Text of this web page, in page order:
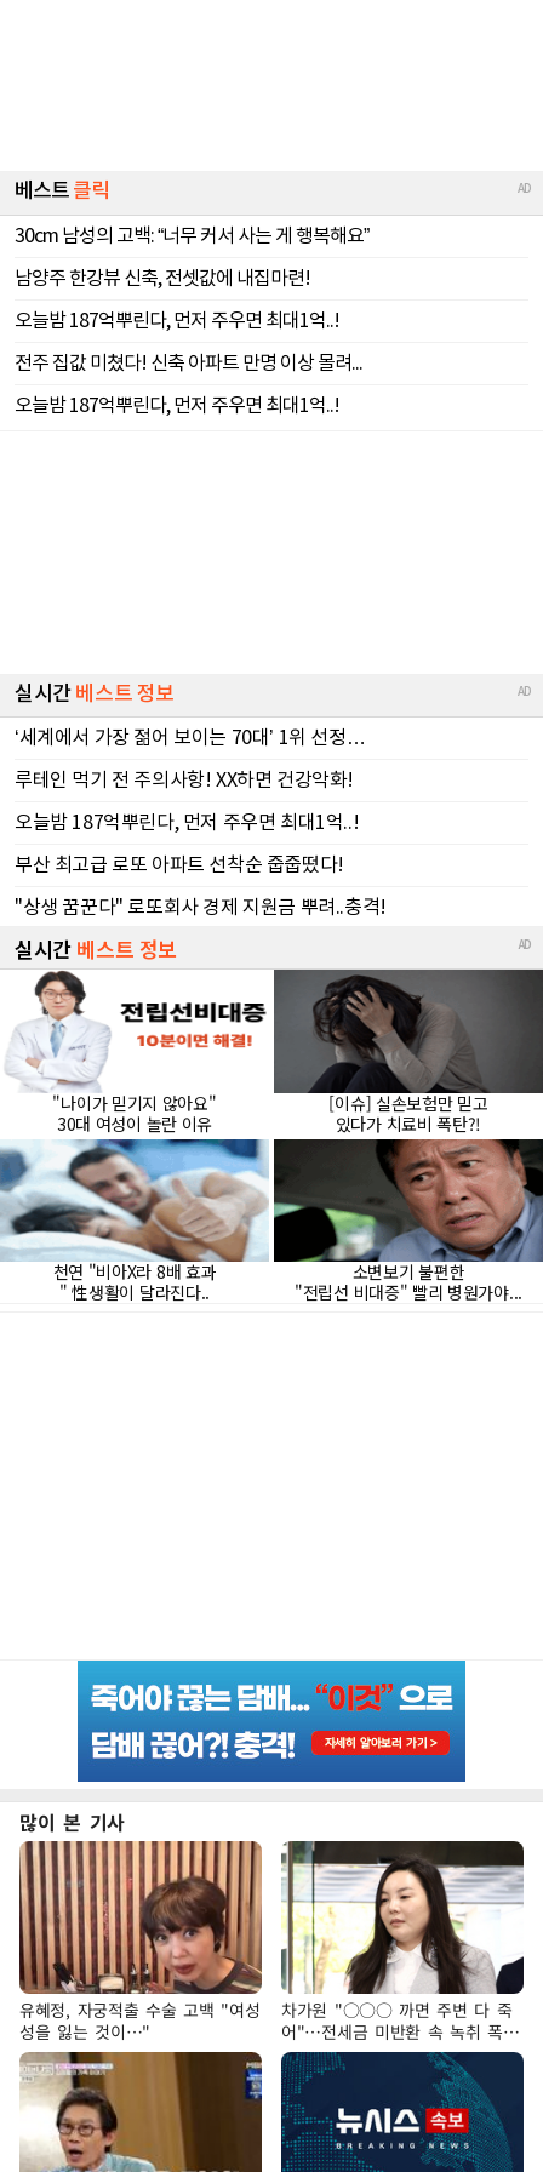
많이 본 기사
유혜정, 자궁적출 수술 고백 "여성
성을 잃는 것이…"
차가원 "○○○ 까면 주변 다 죽
어"…전세금 미반환 속 녹취 폭로
파장